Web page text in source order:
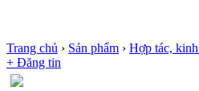
Trang chủ › Sản phẩm › Hợp tác,
+ Đăng tin